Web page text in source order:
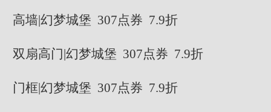
高墙|幻梦城堡 307点券 7.9折
双扇高门|幻梦城堡 307点券 7.9折
门框|幻梦城堡 307点券 7.9折